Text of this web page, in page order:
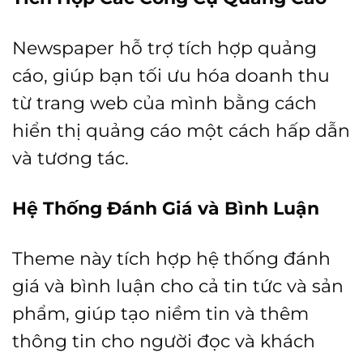
Newspaper hỗ trợ tích hợp quảng
cáo, giúp bạn tối ưu hóa doanh thu
từ trang web của mình bằng cách
hiển thị quảng cáo một cách hấp dẫn
và tương tác.
Hệ Thống Đánh Giá và Bình Luận
Theme này tích hợp hệ thống đánh
giá và bình luận cho cả tin tức và sản
phẩm, giúp tạo niềm tin và thêm
thông tin cho người đọc và khách